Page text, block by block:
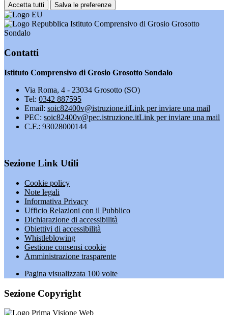
Accetta tutti Salva le preferenze
Istituto Comprensivo di Grosio Grosotto
Sondalo
Contatti
Istituto Comprensivo di Grosio Grosotto Sondalo
Via Roma, 4 - 23034 Grosotto (SO)
Tel: 0342 887595
Email: soic82400v@istruzione.itLink per inviare una mail
PEC: soic82400v@pec.istruzione.itLink per inviare una mail
C.F.: 93028000144
Sezione Link Utili
Cookie policy
Note legali
Informativa Privacy
Ufficio Relazioni con il Pubblico
Dichiarazione di accessibilità
Obiettivi di accessibilità
Whistleblowing
Gestione consensi cookie
Amministrazione trasparente
Pagina visualizzata 100 volte
Sezione Copyright